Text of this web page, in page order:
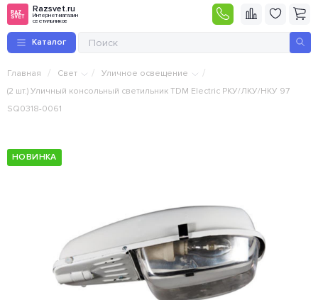
Razsvet.ru
Интернет-магазин
светильников
Каталог
Главная / Свет / Уличное освещение /
(2 шт.) Уличный консольный светильник TDM Electric РКУ/ЛКУ/НКУ 97
SQ0318-0061
НОВИНКА